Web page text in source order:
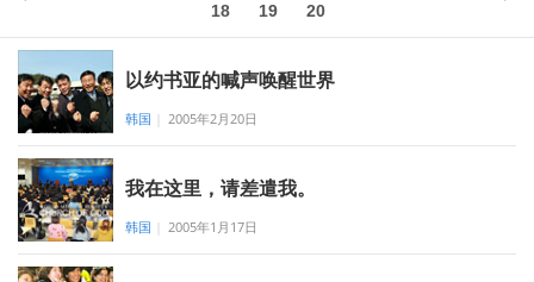
18
19 20
以约书亚的喊声唤醒世界
韩国 2005年2月20日
我在这里，请差遣我。
韩国 2005年1月17日